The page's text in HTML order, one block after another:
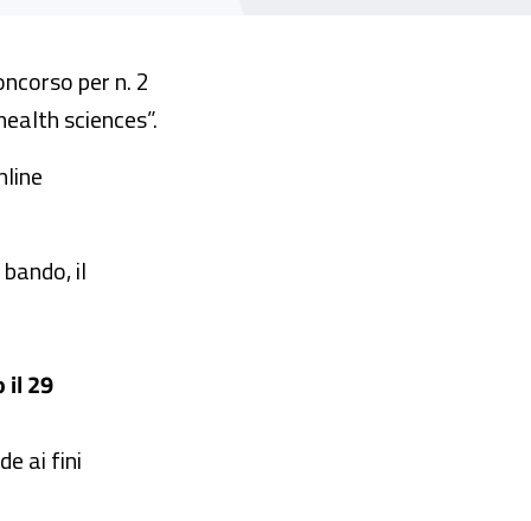
per n. 2
sciences”.
il
il 29
ai fini